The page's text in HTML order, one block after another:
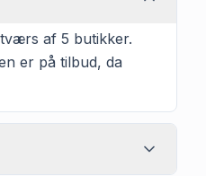
af 5 butikker.
er på tilbud, da